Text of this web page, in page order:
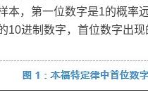
本，第一位数字是1的概率
10进制数字，首位数字出